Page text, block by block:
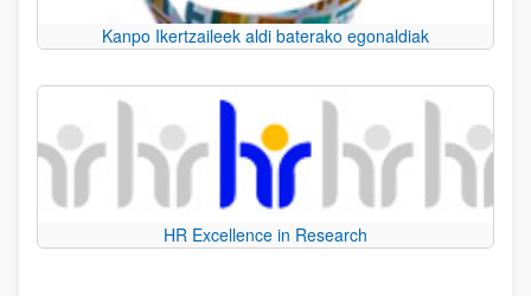
Kanpo Ikertzaileek aldi baterako egonaldiak
HR Excellence in Research